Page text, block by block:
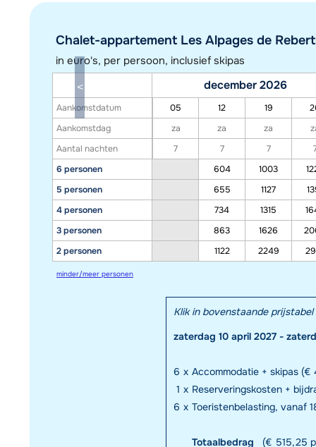
Chalet-appartement Les Alpages de
in euro's, per persoon, inclusief skipas
Aankomstdatum
Aankomstdag
Aantal nachten
6 personen
5 personen
4 personen
3 personen
2 personen
december 2026
05 12 19
za
za za
7
7 7
604
1003
655
1127
734
1315
863
1626
1122
2249
minder/meer personen
Klik in bovenstaande
zaterdag 10 april 2027 -
6 x Accommodatie + skipas (€
1 x Reserveringskosten +
6 x Toeristenbelasting, vanaf
Totaalbedrag (€ 515,25